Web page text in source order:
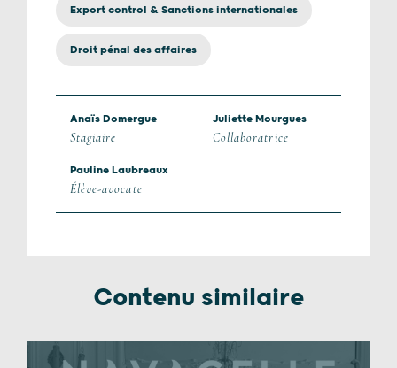
Export control & Sanctions internationales
Droit pénal des affaires
Anaïs Domergue
Stagiaire
Juliette Mourgues
Collaboratrice
Pauline Laubreaux
Élève-avocate
Contenu similaire